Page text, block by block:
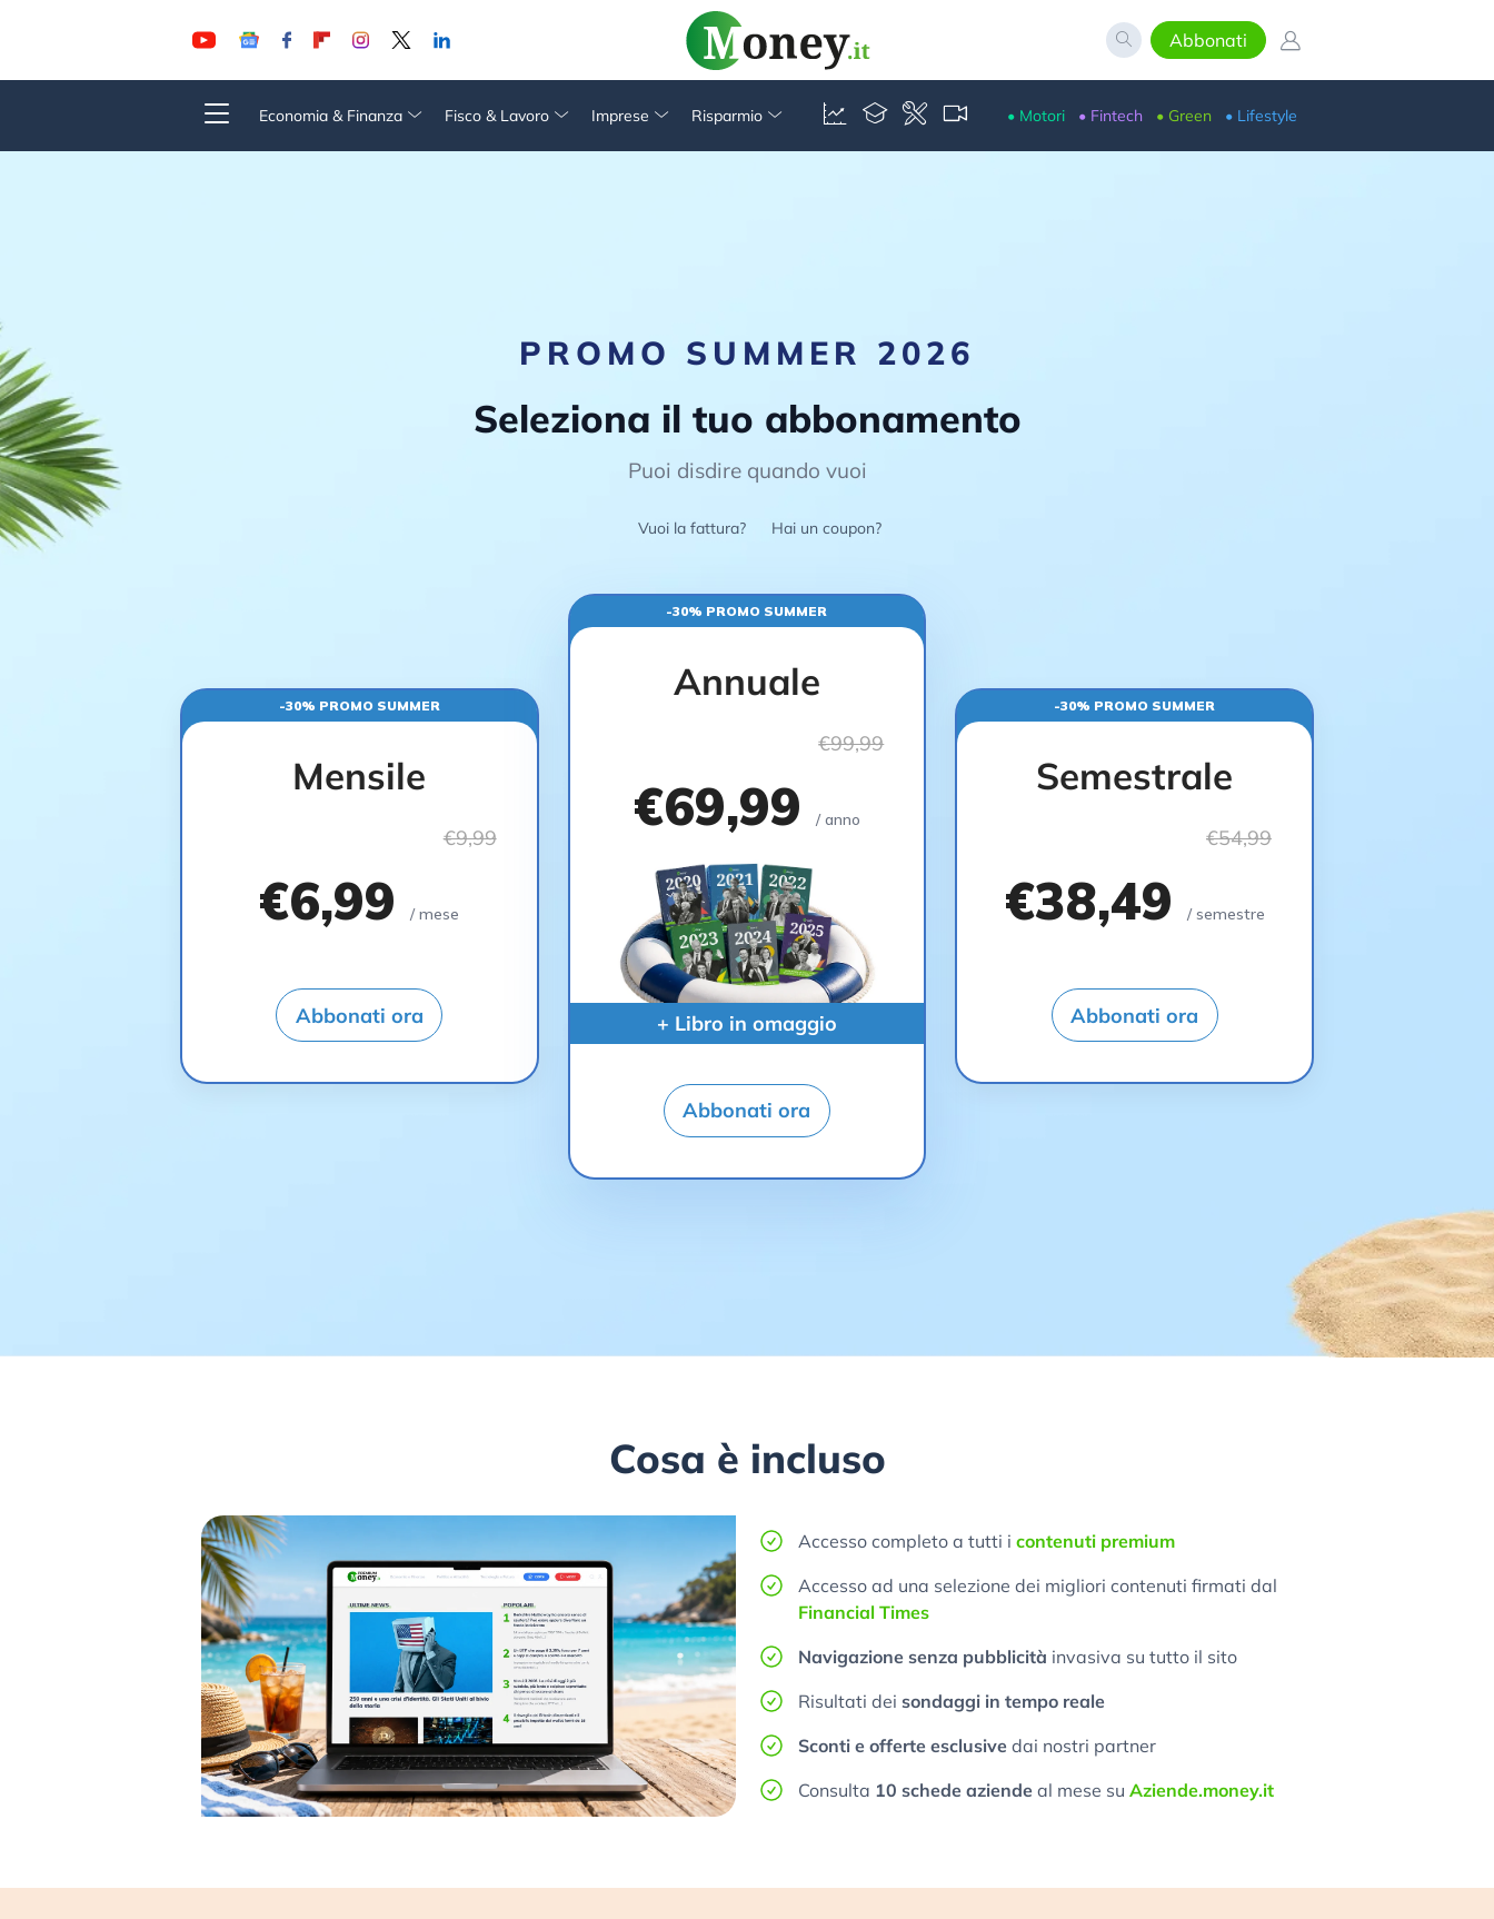
Abbonati
Economia & Finanza Fisco & Lavoro Imprese Risparmio • Motori • Fintech • Green • Lifestyle
PROMO SUMMER 2026
Seleziona il tuo abbonamento
Puoi disdire quando vuoi
Vuoi la fattura? Hai un coupon?
-30% PROMO SUMMER
Mensile
€9,99
€6,99/ mese
Abbonati ora
-30% PROMO SUMMER
Annuale
€99,99
€69,99 / anno
+ Libro in omaggio
Abbonati ora
-30% PROMO SUMMER
Semestrale
€54,99
€38,49 / semestre
Abbonati ora
Cosa è incluso
Accesso completo a tutti i contenuti premium
Accesso ad una selezione dei migliori contenuti firmati dal
Financial Times
Navigazione senza pubblicità invasiva su tutto il sito
Risultati dei sondaggi in tempo reale
Sconti e offerte esclusive dai nostri partner
Consulta 10 schede aziende al mese su Aziende.money.it